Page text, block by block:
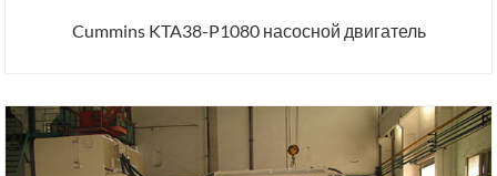
Cummins KTA38-P1080 насосной двигатель